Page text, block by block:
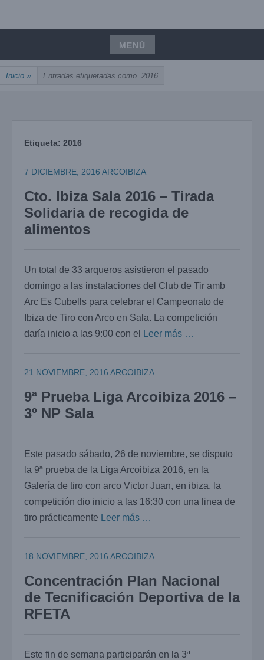
ARCOIBIZA
MENÚ
Saltar
al
Inicio » Entradas etiquetadas como 2016
Etiqueta: 2016
7 DICIEMBRE, 2016 ARCOIBIZA
Cto. Ibiza Sala 2016 – Tirada
Solidaria de recogida de
alimentos
Un total de 33 arqueros asistieron el pasado
domingo a las instalaciones del Club de Tir amb
Arc Es Cubells para celebrar el Campeonato de
Ibiza de Tiro con Arco en Sala. La competición
daría inicio a las 9:00 con el
Leer más …
21 NOVIEMBRE, 2016 ARCOIBIZA
9ª Prueba Liga Arcoibiza 2016 –
3º NP Sala
Este pasado sábado, 26 de noviembre, se disputo
la 9ª prueba de la Liga Arcoibiza 2016, en la
Galería de tiro con arco Victor Juan, en ibiza, la
competición dio inicio a las 16:30 con una linea de
tiro prácticamente
Leer más …
18 NOVIEMBRE, 2016 ARCOIBIZA
Concentración Plan Nacional
de Tecnificación Deportiva de la
RFETA
Este fin de semana participarán en la 3ª